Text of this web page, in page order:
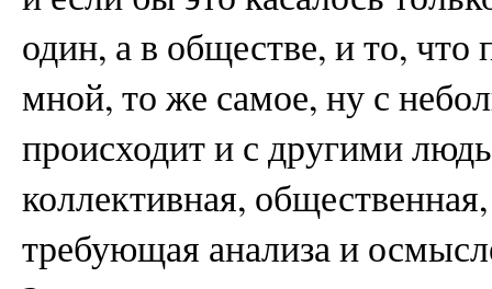
один, а в обществе, и то, что
мной, то же самое, ну с
происходит и с другими
коллективная,
требующая анализа и